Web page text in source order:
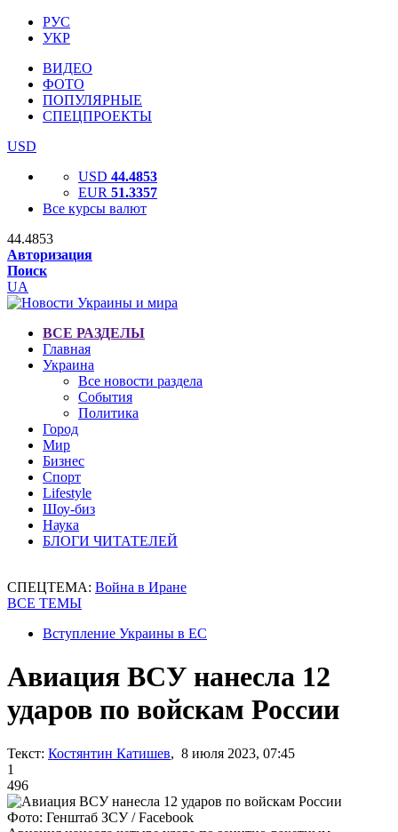
РУС
УКР
ВИДЕО
ФОТО
ПОПУЛЯРНЫЕ
СПЕЦПРОЕКТЫ
USD
USD 44.4853
EUR 51.3357
Все курсы валют
44.4853
Авторизация
Поиск
UA
ВСЕ РАЗДЕЛЫ
Главная
Украина
Все новости раздела
События
Политика
Город
Мир
Бизнес
Спорт
Lifestyle
Шоу-биз
Наука
БЛОГИ ЧИТАТЕЛЕЙ
СПЕЦТЕМА: Война в Иране
ВСЕ ТЕМЫ
Вступление Украины в ЕС
Авиация ВСУ нанесла 12
ударов по войскам России
Текст: Костянтин Катишев, 8 июля 2023, 07:45
1
496
Фото: Генштаб ЗСУ / Facebook